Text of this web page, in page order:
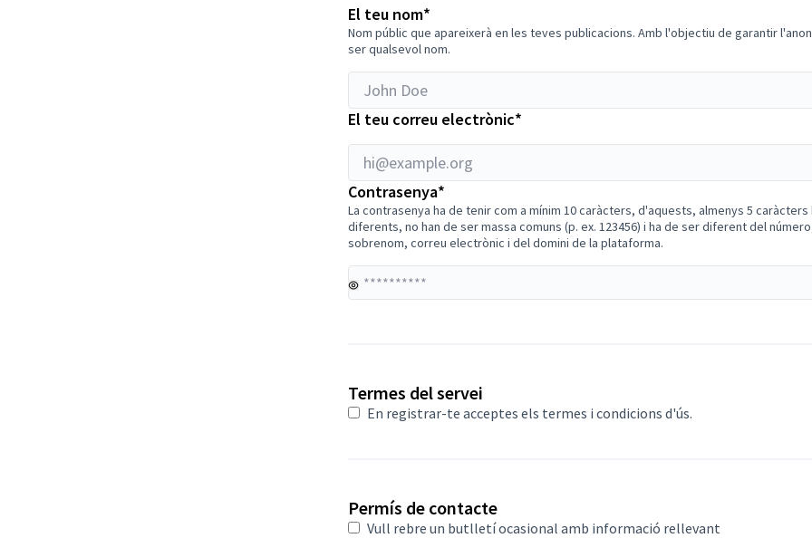
El teu nom*
Nom públic que apareixerà en les teves publicacions. Amb l'objectiu de garantir
ser qualsevol nom.
El teu correu electrònic*
hi@example.org
Contrasenya*
La contrasenya ha de tenir com a mínim 10 caràcters, d'aquests, almenys 5 caràcters
diferents, no han de ser massa comuns (p. ex. 123456) i ha de ser diferent del
sobrenom, correu electrònic i del domini de la plataforma.
Termes del servei
Obligatori
En registrar-te acceptes els termes i condicions d'ús.
Permís de contacte
Vull rebre un butlletí ocasional amb informació rellevant